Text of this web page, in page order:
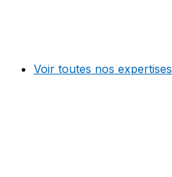
Voir toutes nos expertises